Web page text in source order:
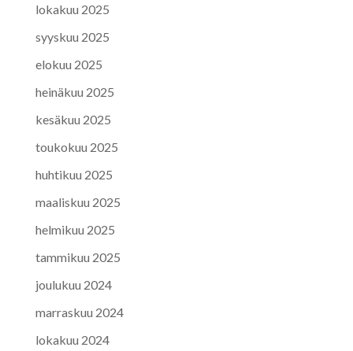
lokakuu 2025
syyskuu 2025
elokuu 2025
heinäkuu 2025
kesäkuu 2025
toukokuu 2025
huhtikuu 2025
maaliskuu 2025
helmikuu 2025
tammikuu 2025
joulukuu 2024
marraskuu 2024
lokakuu 2024